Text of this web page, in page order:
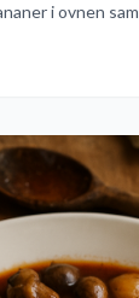
i ovnen
at tilberede.